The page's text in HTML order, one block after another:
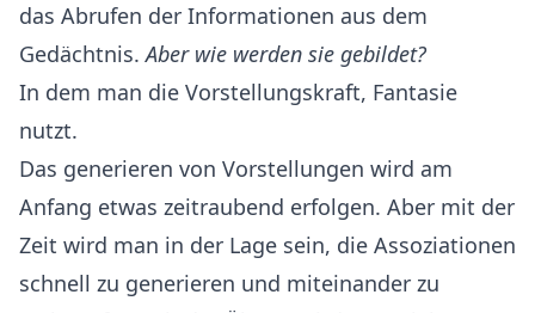
das Abrufen der Informationen aus dem
Gedächtnis.Aber wie werden sie gebildet?
In dem man die Vorstellungskraft, Fantasie
nutzt.
Das generieren von Vorstellungen wird am
Anfang etwas zeitraubend erfolgen. Aber mit der
Zeit wird man in der Lage sein, die Assoziationen
schnell zu generieren und miteinander zu